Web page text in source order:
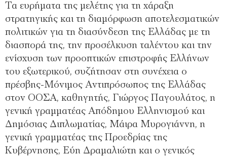
Τα ευρήματα της μελέτης για τη χάραξη
στρατηγικής και τη διαμόρφωση αποτελεσματικών
πολιτικών για τη διασύνδεση της Ελλάδας με τη
διασπορά της, την προσέλκυση ταλέντου και την
ενίσχυση των προοπτικών επιστροφής Ελλήνων
του εξωτερικού, συζήτησαν στη συνέχεια ο
πρέσβης-Μόνιμος Αντιπρόσωπος της Ελλάδας
στον ΟΟΣΑ, καθηγητής, Γιώργος Παγουλάτος, η
γενική γραμματέας Απόδημου Ελληνισμού και
Δημόσιας Διπλωματίας, Μάιρα Μυρογιάννη, η
γενική γραμματέας της Προεδρίας της
Κυβέρνησης, Εύη Δραμαλιώτη και ο γενικός